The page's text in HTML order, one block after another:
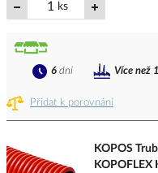
ks
Přidat k porovnání
6 dní Více než
KOPOS
KOPOFLEX